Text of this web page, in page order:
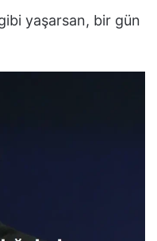
yaşarsan, bir gün